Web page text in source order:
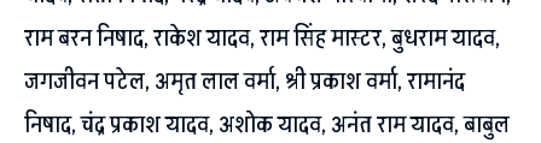
राम बरन निषाद, राकेश यादव, राम सिंह मास्टर, बुधराम यादव,
जगजीवन पटेल, अमृत लाल वर्मा, श्री प्रकाश वर्मा, रामानंद
निषाद, चंद्र प्रकाश यादव, अशोक यादव, अनंत राम यादव, बाबुल